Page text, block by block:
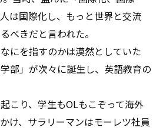
は国際化し、もっと世界と交流
べきだと言われた。
にを指すのかは漠然としていた
部」が次々に誕生し、英語教育の
こり、学生もOLもこぞって海外
け、サラリーマンはモーレツ社員